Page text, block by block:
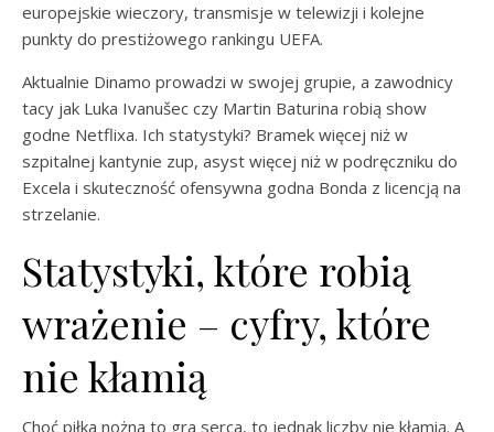
europejskie wieczory, transmisje w telewizji i kolejne
punkty do prestiżowego rankingu UEFA.
Aktualnie Dinamo prowadzi w swojej grupie, a zawodnicy
tacy jak Luka Ivanušec czy Martin Baturina robią show
godne Netflixa. Ich statystyki? Bramek więcej niż w
szpitalnej kantynie zup, asyst więcej niż w podręczniku do
Excela i skuteczność ofensywna godna Bonda z licencją na
strzelanie.
Statystyki, które robią
wrażenie – cyfry, które
nie kłamią
Choć piłka nożna to gra serca, to jednak liczby nie kłamią. A